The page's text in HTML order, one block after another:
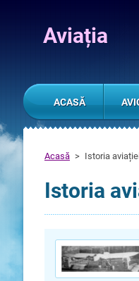
Aviația
Acasă > Istoria
Istoria
ACASĂ